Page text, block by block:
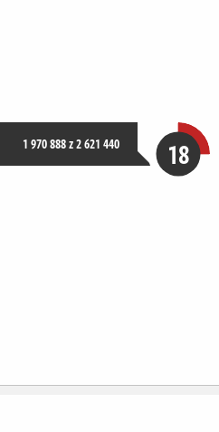
1 970 888 z 2 621 440 18